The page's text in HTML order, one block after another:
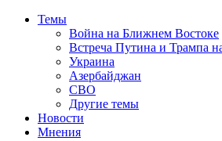
Темы
Война на Ближнем Востоке
Встреча Путина и Трампа
Украина
Азербайджан
СВО
Другие темы
Новости
Мнения